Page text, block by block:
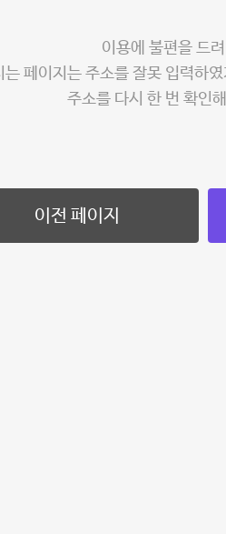
이용에 불편을 드
는 페이지는 주소를 잘못 입력하
주소를 다시 한 번 확인
이전 페이지